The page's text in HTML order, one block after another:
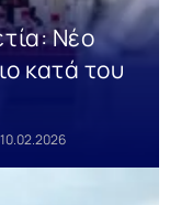
Νέο
κατά του
10.02.2026